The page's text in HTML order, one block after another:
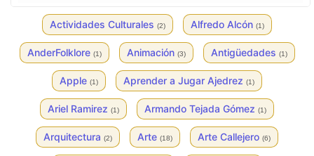
Actividades Culturales (2) Alfredo Alcón (1)
AnderFolklore (1) Animación (3) Antigüedades (1)
Apple (1) Aprender a Jugar Ajedrez (1)
Ariel Ramirez (1) Armando Tejada Gómez (1)
Arquitectura (2) Arte (18) Arte Callejero (6)